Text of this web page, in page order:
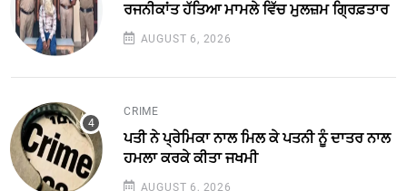
ਰਜਨੀਕਾਂਤ ਹੱਤਿਆ ਮਾਮਲੇ ਵਿੱਚ ਮੁਲਜ਼ਮ ਗ੍ਰਿਫ਼ਤਾਰ
AUGUST 6, 2026
CRIME
ਪਤੀ ਨੇ ਪ੍ਰੇਮਿਕਾ ਨਾਲ ਮਿਲ ਕੇ ਪਤਨੀ ਨੂੰ ਦਾਤਰ ਨਾਲ
ਹਮਲਾ ਕਰਕੇ ਕੀਤਾ ਜਖਮੀ
AUGUST 6, 2026